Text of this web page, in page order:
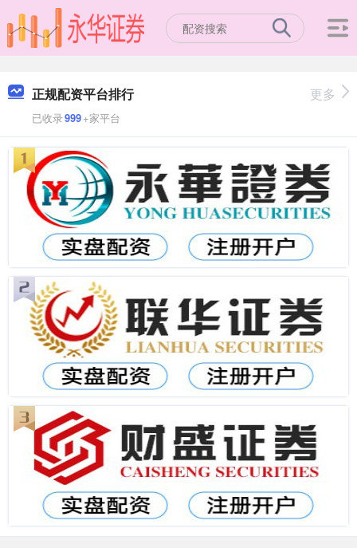
正规配资平台排行
已收录999+家平台
更多